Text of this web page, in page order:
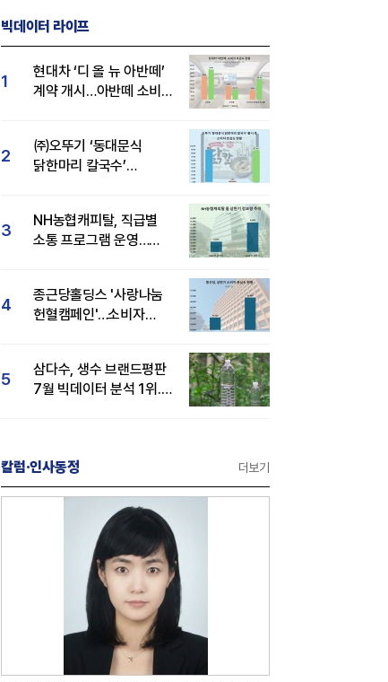
빅데이터 라이프
1
현대차 ‘디 올 뉴 아반떼’
계약 개시…아반떼 소비자
2
㈜오뚜기 ‘동대문식
닭한마리 칼국수’
3
NH농협캐피탈, 직급별
소통 프로그램 운영…
4
종근당홀딩스 '사랑나눔
헌혈캠페인'…소비자
5
삼다수, 생수 브랜드평판
7월 빅데이터 분석 1위...
칼럼·인사동정 더보기